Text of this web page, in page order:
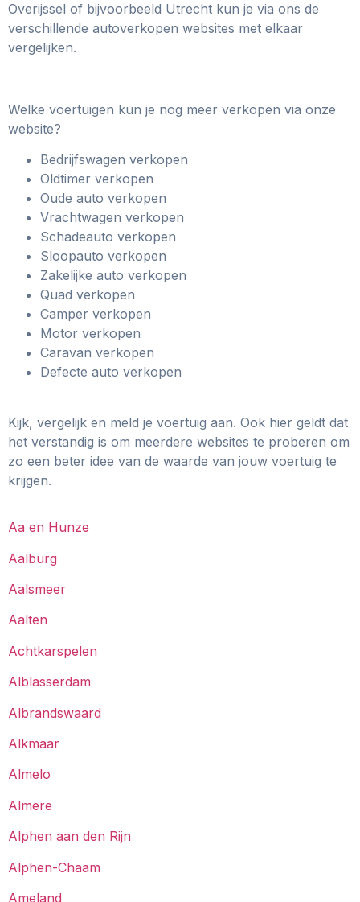
Overijssel of bijvoorbeeld Utrecht kun je via ons de
verschillende autoverkopen websites met elkaar
vergelijken.
Welke voertuigen kun je nog meer verkopen via onze
website?
Bedrijfswagen verkopen
Oldtimer verkopen
Oude auto verkopen
Vrachtwagen verkopen
Schadeauto verkopen
Sloopauto verkopen
Zakelijke auto verkopen
Quad verkopen
Camper verkopen
Motor verkopen
Caravan verkopen
Defecte auto verkopen
Kijk, vergelijk en meld je voertuig aan. Ook hier geldt dat
het verstandig is om meerdere websites te proberen om
zo een beter idee van de waarde van jouw voertuig te
krijgen.
Aa en Hunze
Aalburg
Aalsmeer
Aalten
Achtkarspelen
Alblasserdam
Albrandswaard
Alkmaar
Almelo
Almere
Alphen aan den Rijn
Alphen-Chaam
Ameland